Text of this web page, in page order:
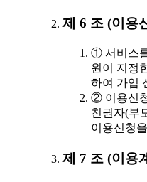
제 6 조 (이용
① 서비스
원이 지정
하여 가입
② 이용신
친권자(부
이용신청
제 7 조 (이용